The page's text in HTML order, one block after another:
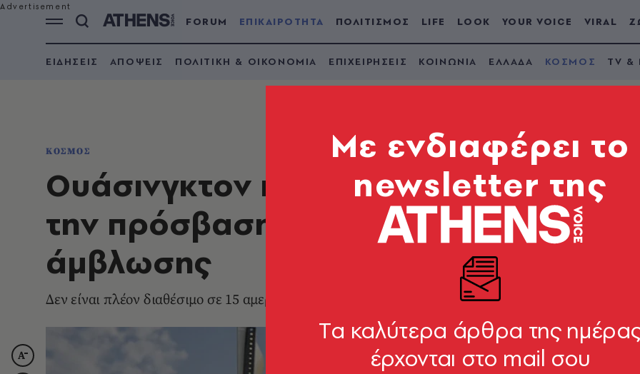
FORUM ΕΠΙΚΑΙΡΟΤΗΤΑ ΠΟΛΙΤΙΣΜΟΣ LIFE LOOK YOUR VOICE VIRAL
ΕΙΔΗΣΕΙΣ ΑΠΟΨΕΙΣ ΠΟΛΙΤΙΚΗ & ΟΙΚΟΝΟΜΙΑ ΕΠΙΧΕΙΡΗΣΕΙΣ ΚΟΙΝΩΝΙΑ ΕΛΛΑΔΑ ΚΟΣΜΟΣ TV &
ΚΟΣΜΟΣ
Ουάσινγκτον και Βερμόντ
την πρόσβαση των γυναικών στα
άμβλωσης
Δεν είναι πλέον διαθέσιμο σε 15 αμερικανικές πολιτείες, όπου έχει απαγορευθεί η άμβλωση.
Mε ενδιαφέρει το
newsletter της
Tα καλύτερα άρθρα της
έρχονται στο mail σου